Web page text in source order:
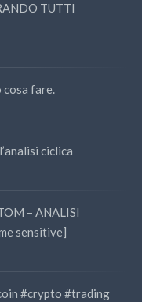
TUTTI
cosa fare.
ciclica
– ANALISI
sensitive]
#crypto #trading